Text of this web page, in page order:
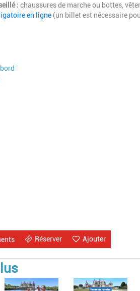
: chaussures de marche ou bottes,
en ligne (un billet est nécessaire
Ajouter
Réserver